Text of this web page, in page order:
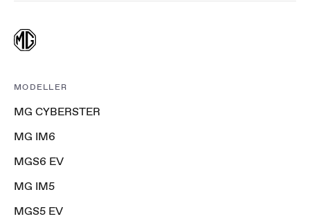
MODELLER
MG CYBERSTER
MG IM6
MGS6 EV
MG IM5
MGS5 EV